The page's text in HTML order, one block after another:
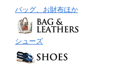
バッグ、お財布ほか
シューズ